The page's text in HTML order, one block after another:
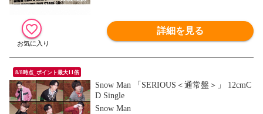
詳細を見る
8/8時点_ポイント最大11倍
Snow Man 「SERIOUS＜通常盤＞」 12cmC
D Single
Snow Man